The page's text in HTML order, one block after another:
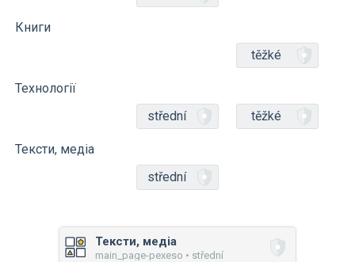
Книги
těžké
Технології
střední
těžké
Тексти, медіа
střední
Тексти, медіа
main_page-pexeso • střední